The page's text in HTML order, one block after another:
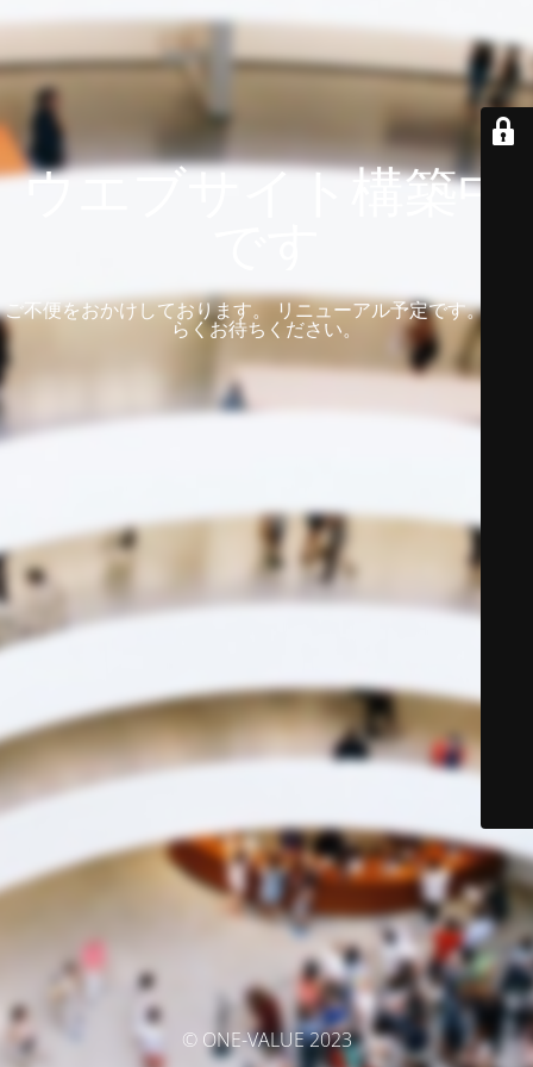
ウエブサイト構築中
ご不便をおかけしております。 リニューアル予定です。 しば
らくお待ちください。
© ONE-VALUE 2023